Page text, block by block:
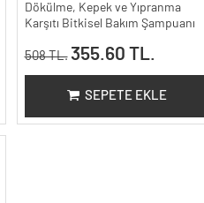
Dökülme, Kepek ve Yıpranma
Karşıtı Bitkisel Bakım Şampuanı
508 TL. 355.60 TL.
SEPETE EKLE